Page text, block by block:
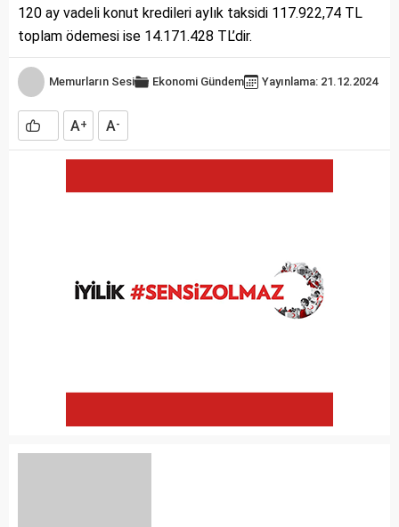
120 ay vadeli konut kredileri aylık taksidi 117.922,74 TL
toplam ödemesi ise 14.171.428 TL’dir.
Memurların Sesi Ekonomi Gündem Yayınlama: 21.12.2024
A+ A-